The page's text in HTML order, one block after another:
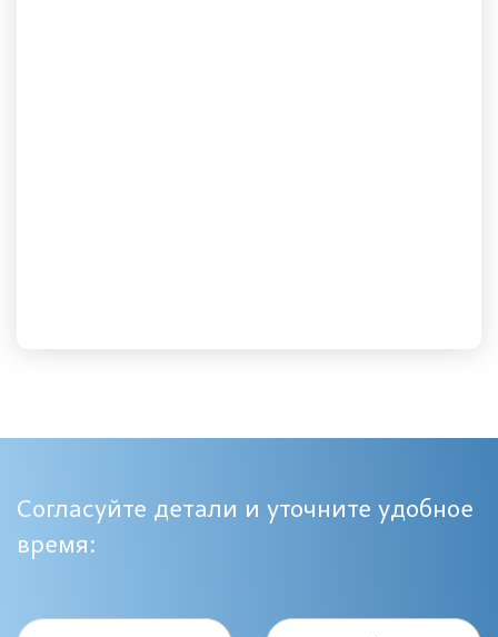
Согласуйте детали и уточните удобное
время: